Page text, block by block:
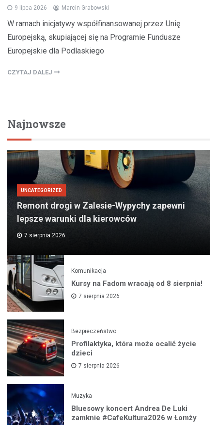
9 lipca 2026 Marcin Grabowski
W ramach inicjatywy współfinansowanej przez Unię
Europejską, skupiającej się na Programie Fundusze
Europejskie dla Podlaskiego
CZYTAJ DALEJ
Najnowsze
UNCATEGORIZED
Remont drogi w Zalesie-Wypychy zapewni
lepsze warunki dla kierowców
7 sierpnia 2026
Komunikacja
Kursy na Fadom wracają od 8 sierpnia!
7 sierpnia 2026
Bezpieczeństwo
Profilaktyka, która może ocalić życie
dzieci
7 sierpnia 2026
Muzyka
Bluesowy koncert Andrea De Luki
zamknie #CafeKultura2026 w Łomży